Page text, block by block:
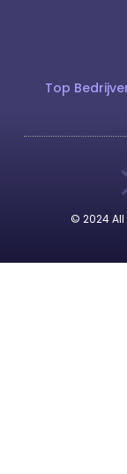
Top
© 2024 All